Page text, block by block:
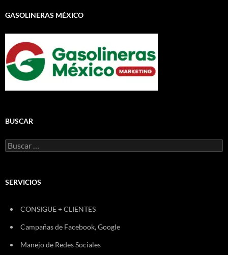
GASOLINERAS MÉXICO
BUSCAR
Buscar:
SERVICIOS
CONSIGUE + CLIENTES
Campañas de Facebook, Google
Manejo de Redes Sociales